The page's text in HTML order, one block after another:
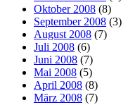
Oktober 2008 (8)
September 2008 (3)
August 2008 (7)
Juli 2008 (6)
Juni 2008 (7)
Mai 2008 (5)
April 2008 (8)
März 2008 (7)